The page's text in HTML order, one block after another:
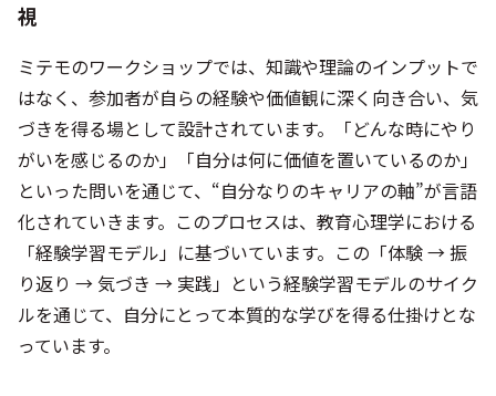
視
ミテモのワークショップでは、知識や理論のインプットで
はなく、参加者が自らの経験や価値観に深く向き合い、気
づきを得る場として設計されています。「どんな時にやり
がいを感じるのか」「自分は何に価値を置いているのか」
といった問いを通じて、“自分なりのキャリアの軸”が言語
化されていきます。このプロセスは、教育心理学における
「経験学習モデル」に基づいています。この「体験 → 振
り返り → 気づき → 実践」という経験学習モデルのサイク
ルを通じて、自分にとって本質的な学びを得る仕掛けとな
っています。